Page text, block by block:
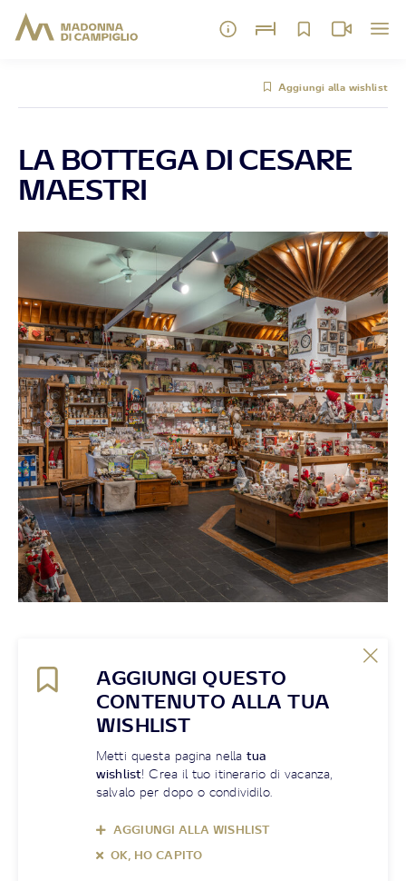
Aggiungi alla wishlist
LA BOTTEGA DI CESARE
MAESTRI
AGGIUNGI QUESTO
CONTENUTO ALLA TUA
WISHLIST
Metti questa pagina nellatua
wishlist! Crea il tuo itinerario di vacanza,
salvalo per dopo o condividilo.
AGGIUNGI ALLA WISHLIST
OK, HO CAPITO